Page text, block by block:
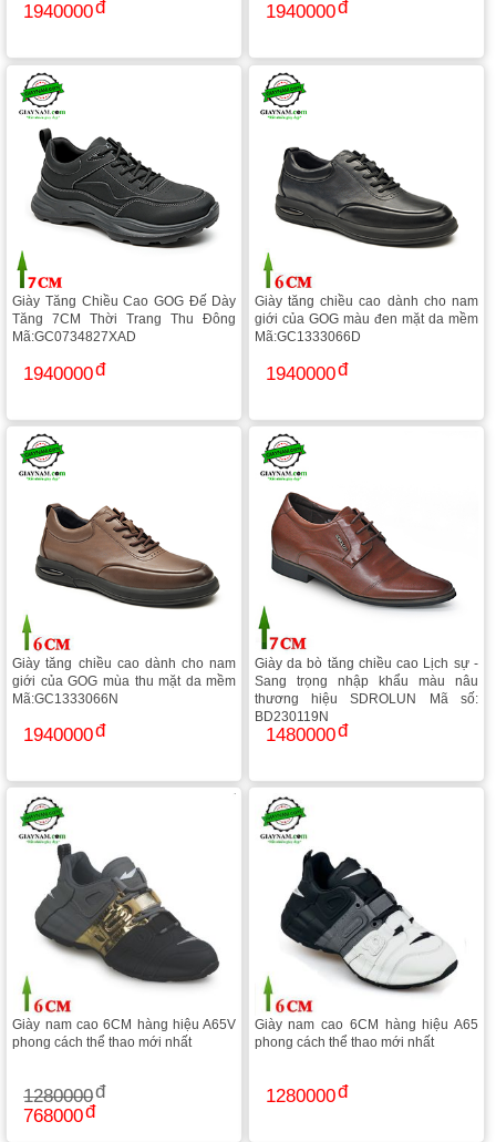
1940000 1940000
Giày Tăng Chiều Cao GOG Đế Dày
Tăng 7CM Thời Trang Thu Đông
Mã:GC0734827XAD
1940000
Giày tăng chiều cao dành cho nam
giới của GOG màu đen mặt da mềm
Mã:GC1333066D
1940000
Giày tăng chiều cao dành cho nam
giới của GOG mùa thu mặt da mềm
Mã:GC1333066N
1940000
Giày da bò tăng chiều cao Lịch sự -
Sang trọng nhập khẩu màu nâu
thương hiệu SDROLUN Mã số:
BD230119N
1480000
Giày nam cao 6CM hàng hiệu A65V
phong cách thể thao mới nhất
1280000
768000
Giày nam cao 6CM hàng hiệu A65
phong cách thể thao mới nhất
1280000